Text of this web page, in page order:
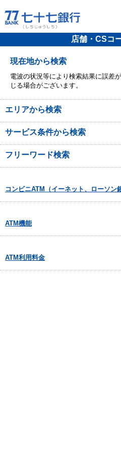
店舗・CSコ
現在地から検索
電波の状況等により検索結果に誤差
じる場合がございます。
エリアから検索
サービス条件から検索
フリーワード検索
コンビニATM（イーネット、ローソン
ATM機能
ATM利用料金